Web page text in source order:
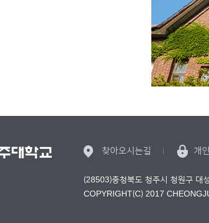
찾아오시는길 개
(28503)충청북도 청주시 청원구 대
COPYRIGHT(C) 2017